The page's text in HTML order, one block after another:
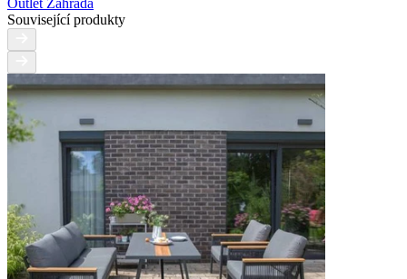
Související produkty